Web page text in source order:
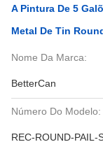
A Pintura De 5
Metal De Tin
Nome Da Marca:
BetterCan
Número Do Modelo:
REC-ROUND-PAIL-